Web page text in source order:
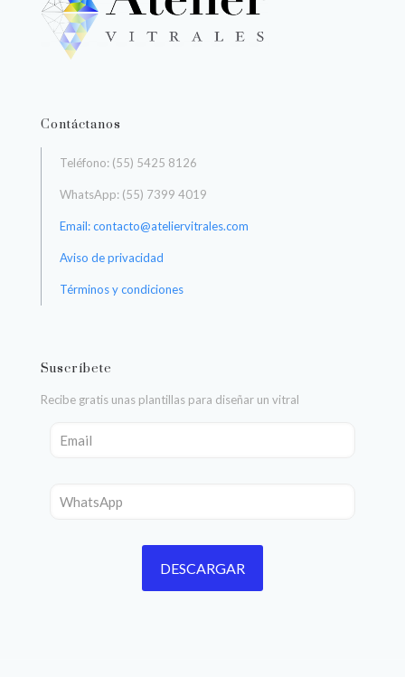
Contáctanos
Teléfono: (55) 5425 8126
WhatsApp: (55) 7399 4019
Email: contacto@ateliervitrales.com
Aviso de privacidad
Términos y condiciones
Suscríbete
Recibe gratis unas plantillas para diseñar un vitral